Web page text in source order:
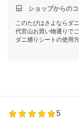
ショップからの
このたびはさよならダ
代官山お買い物通りでご
ダニ捕りシートの使用
5